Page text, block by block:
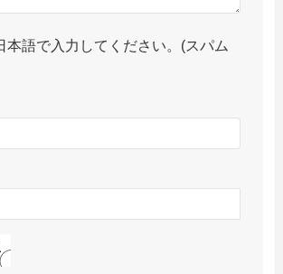
本語で入力してください。(スパム